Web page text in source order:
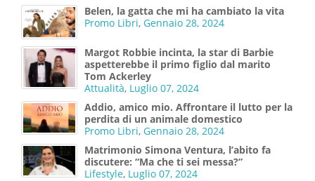
Belen, la gatta che mi ha cambiato la vita
Promo Libri, Gennaio 28, 2024
Margot Robbie incinta, la star di Barbie
aspetterebbe il primo figlio dal marito
Tom Ackerley
Attualità, Luglio 07, 2024
Addio, amico mio. Affrontare il lutto per la
perdita di un animale domestico
Promo Libri, Gennaio 28, 2024
Matrimonio Simona Ventura, l’abito fa
discutere: “Ma che ti sei messa?”
Lifestyle, Luglio 07, 2024